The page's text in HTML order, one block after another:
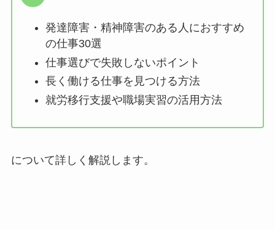
発達障害・精神障害のある人におすすめ
の仕事30選
仕事選びで失敗しないポイント
長く働ける仕事を見つける方法
就労移行支援や職場実習の活用方法
について詳しく解説します。